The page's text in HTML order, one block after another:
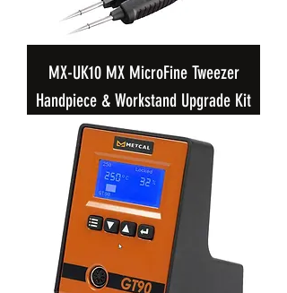
MX-UK10 MX MicroFine Tweezer
Handpiece & Workstand Upgrade Kit